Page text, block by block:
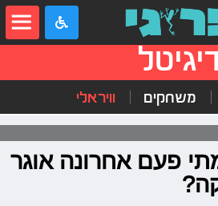
משחקים וויראלי
פעם אחרונה אוגר